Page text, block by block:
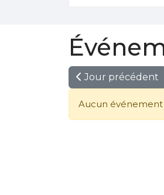
Jour précédent
Aucun événement